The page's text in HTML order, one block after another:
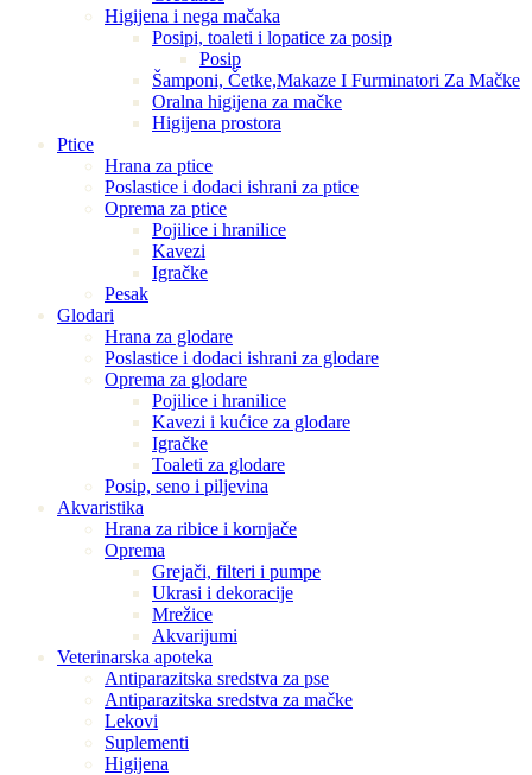
Higijena i nega mačaka
Posipi, toaleti i lopatice za posip
Posip
Šamponi, Četke,Makaze I Furminatori Za Mačke
Oralna higijena za mačke
Higijena prostora
Ptice
Hrana za ptice
Poslastice i dodaci ishrani za ptice
Oprema za ptice
Pojilice i hranilice
Kavezi
Igračke
Pesak
Glodari
Hrana za glodare
Poslastice i dodaci ishrani za glodare
Oprema za glodare
Pojilice i hranilice
Kavezi i kućice za glodare
Igračke
Toaleti za glodare
Posip, seno i piljevina
Akvaristika
Hrana za ribice i kornjače
Oprema
Grejači, filteri i pumpe
Ukrasi i dekoracije
Mrežice
Akvarijumi
Veterinarska apoteka
Antiparazitska sredstva za pse
Antiparazitska sredstva za mačke
Lekovi
Suplementi
Higijena